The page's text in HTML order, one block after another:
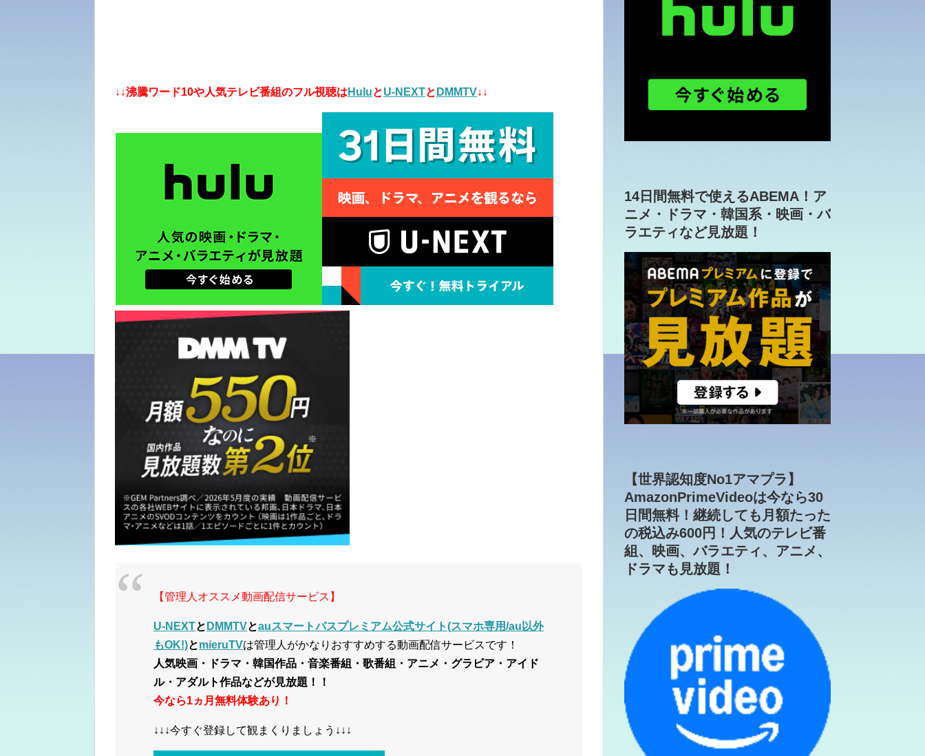
↓↓沸騰ワード10や人気テレビ番組のフル視聴は HuluとU-NEXTと DMMTV↓↓
【管理人オススメ動画配信サービス】
U-NEXTと DMMTVとauスマートパスプレミアム公式サイト(スマホ専用/au以外
もOK!)とmieruTVは管理人がかなりおすすめする動画配信サービスです！
人気映画・ドラマ・韓国作品・音楽番組・歌番組・アニメ・グラビア・アイド
ル・アダルト作品などが見放題！！
今なら1ヵ月無料体験あり！
↓↓↓今すぐ登録して観まくりましょう↓↓↓
14日間無料で使えるABEMA！ア
ニメ・ドラマ・韓国系・映画・バ
ラエティなど見放題！
【世界認知度No1アマプラ】
AmazonPrimeVideoは今なら30
日間無料！継続しても月額たった
の税込み600円！人気のテレビ番
組、映画、バラエティ、アニメ、
ドラマも見放題！